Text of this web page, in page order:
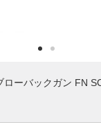
ーバックガン FN